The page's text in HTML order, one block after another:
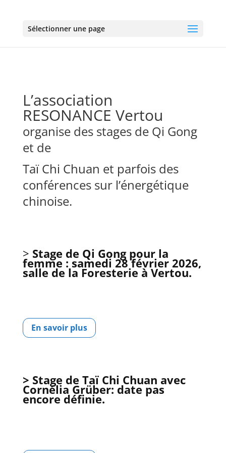
Sélectionner une page
L’association
RESONANCE Vertou
organise des stages de Qi Gong
et de
Taï Chi Chuan et parfois des
conférences sur l’énergétique
chinoise.
> Stage de Qi Gong pour la
femme : samedi 28 février 2026,
salle de la Foresterie à Vertou.
En savoir plus
> Stage de Taï Chi Chuan avec
Cornélia Grüber: date pas
encore définie.